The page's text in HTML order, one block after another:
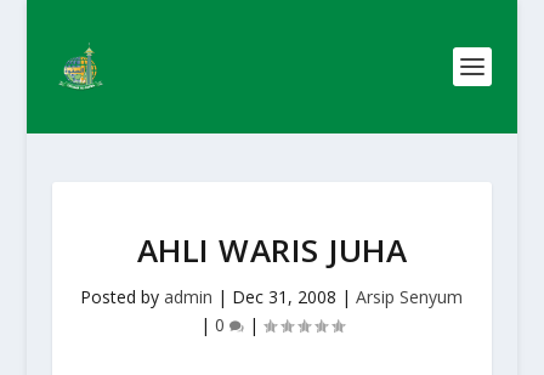
AHLI WARIS JUHA
Posted byadmin | Dec 31, 2008 |Arsip Senyum
| 0 |